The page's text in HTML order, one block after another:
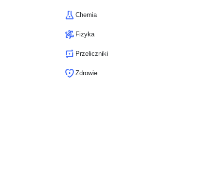
Chemia
Fizyka
Przeliczniki
Zdrowie